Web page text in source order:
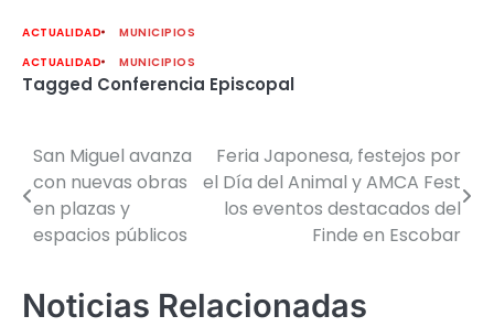
ACTUALIDAD
MUNICIPIOS
ACTUALIDAD
MUNICIPIOS
Tagged Conferencia Episcopal
Navegación
de
entradas
San Miguel avanza
con nuevas obras
en plazas y
espacios públicos
Feria Japonesa, festejos por
el Día del Animal y AMCA Fest
los eventos destacados del
Finde en Escobar
Noticias Relacionadas